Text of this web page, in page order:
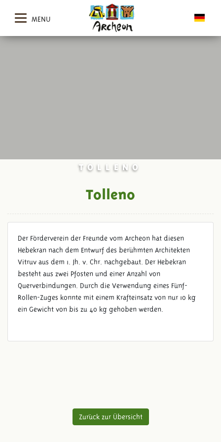
MENU
TOLLENO
Tolleno
Der Förderverein der Freunde vom Archeon hat diesen
Hebekran nach dem Entwurf des berühmten Architekten
Vitruv aus dem 1. Jh. v. Chr. nachgebaut. Der Hebekran
besteht aus zwei Pfosten und einer Anzahl von
Querverbindungen. Durch die Verwendung eines Fünf-
Rollen-Zuges konnte mit einem Krafteinsatz von nur 10 kg
ein Gewicht von bis zu 40 kg gehoben werden.
Zurück zur Übersicht